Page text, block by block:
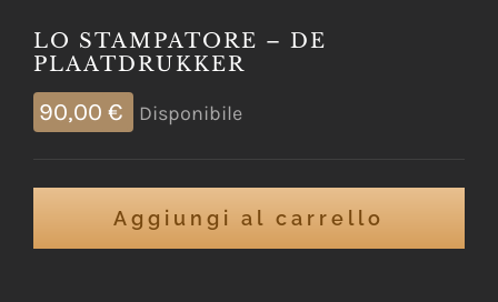
LO STAMPATORE – DE
PLAATDRUKKER
90,00 € Disponibile
Aggiungi al carrello